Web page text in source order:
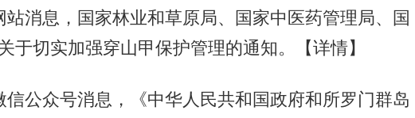
息，国家林业和草原局、国家中医药管理局、国
于切实加强穿山甲保护管理的通知。
【详情】
众号消息，《中华人民共和国政府和所罗门群岛